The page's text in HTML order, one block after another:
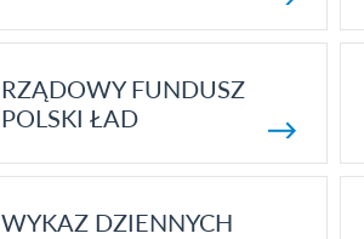
RZĄDOWY FUNDUSZ
POLSKI ŁAD
WYKAZ DZIENNYCH